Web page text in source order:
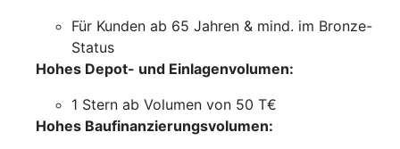
Für Kunden ab 65 Jahren & mind. im Bronze-
Status
Hohes Depot- und Einlagenvolumen:
1 Stern ab Volumen von 50 T€
Hohes Baufinanzierungsvolumen: